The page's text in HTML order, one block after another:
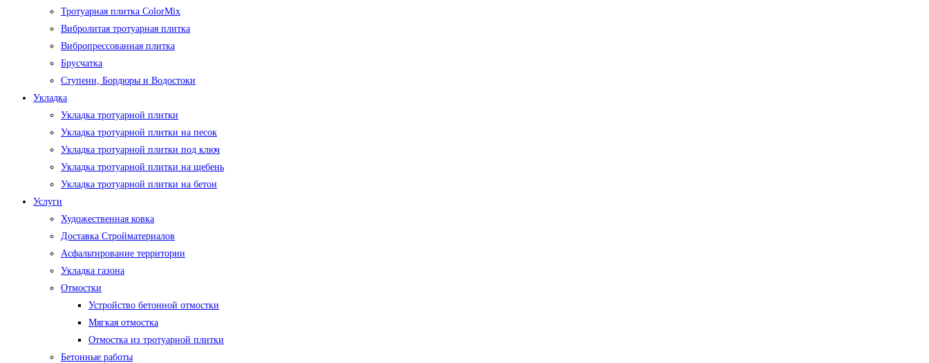
Тротуарная плитка ColorMix
Вибролитая тротуарная плитка
Вибропрессованная плитка
Брусчатка
Ступени, Бордюры и Водостоки
Укладка
Укладка тротуарной плитки
Укладка тротуарной плитки на песок
Укладка тротуарной плитки под ключ
Укладка тротуарной плитки на щебень
Укладка тротуарной плитки на бетон
Услуги
Художественная ковка
Доставка Стройматериалов
Асфальтирование территории
Укладка газона
Отмостки
Устройство бетонной отмостки
Мягкая отмостка
Отмостка из тротуарной плитки
Бетонные работы